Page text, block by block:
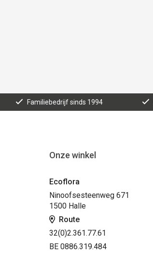
Familiebedrijf sinds 1994
Onze winkel
Ecoflora
Ninoofsesteenweg 671
1500 Halle
Route
32(0)2.361.77.61
BE 0886.319.484